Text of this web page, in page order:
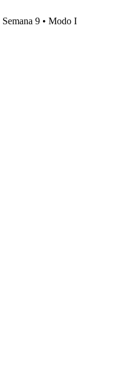
9 • Modo I